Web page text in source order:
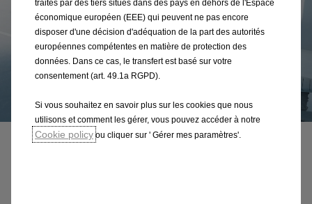
traités par des tiers situés dans des pays en dehors de l'Espace
économique européen (EEE) qui peuvent ne pas encore
disposer d'une décision d'adéquation de la part des autorités
européennes compétentes en matière de protection des
données. Dans ce cas, le transfert est basé sur votre
consentement (art. 49.1a RGPD).
Si vous souhaitez en savoir plus sur les cookies que nous
utilisons et comment les gérer, vous pouvez accéder à notre
Cookie policy ou cliquer sur ' Gérer mes paramètres'.